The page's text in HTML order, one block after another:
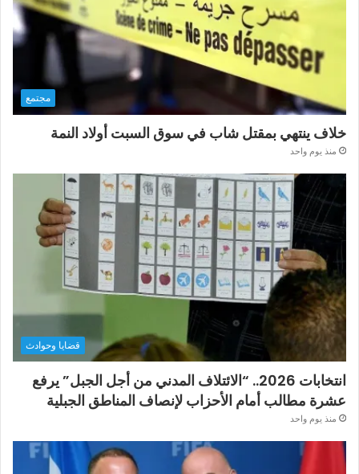
مجتمع
خلاف ينتهي بمقتل شاب في سوق السبت أولاد النمة
منذ يوم واحد
قضايا وحوادث
انتخابات 2026.. “الائتلاف المدني من أجل الجبل” يرفع
عشرة مطالب أمام الأحزاب لإنصاف المناطق الجبلية
منذ يوم واحد